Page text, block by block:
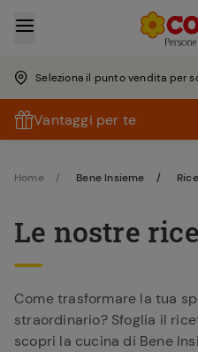
Seleziona il punto vendita per
Vantaggi per te
Home Bene Insieme
Le nostre
Come trasformare la tua
straordinario? Sfoglia il
scopri la cucina di Bene